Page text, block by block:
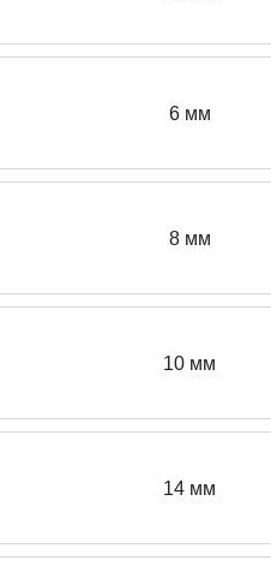
6 мм
8 мм
10 мм
14 мм